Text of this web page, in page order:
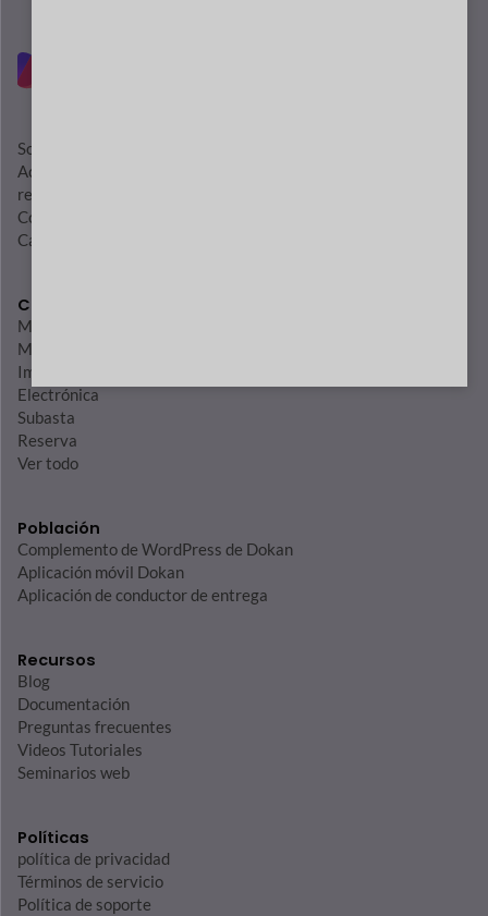
Sobre nosotros
Activos de marca
registro de cambios
Contáctenos
Carrera
Casos de uso
Moda
Muebles
Impresión bajo demanda
Electrónica
Subasta
Reserva
Ver todo
Población
Complemento de WordPress de Dokan
Aplicación móvil Dokan
Aplicación de conductor de entrega
Recursos
Blog
Documentación
Preguntas frecuentes
Videos Tutoriales
Seminarios web
Políticas
política de privacidad
Términos de servicio
Política de soporte